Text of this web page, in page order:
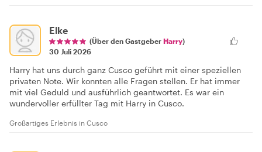
Elke
(Über den Gastgeber Harry)
30 Juli 2026
Harry hat uns durch ganz Cusco geführt mit einer speziellen
privaten Note. Wir konnten alle Fragen stellen. Er hat immer
mit viel Geduld und ausführlich geantwortet. Es war ein
wundervoller erfüllter Tag mit Harry in Cusco.
Großartiges Erlebnis in Cusco